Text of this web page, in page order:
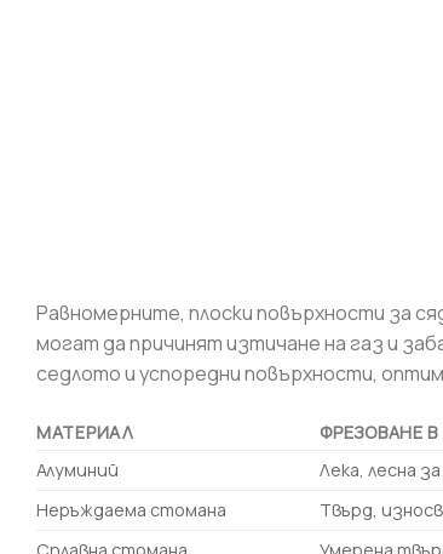
Равномерните, плоски повърхности за
могат да причинят изтичане на газ и
седлото и успоредни повърхности,
МАТЕРИАЛ ФРЕЗОВАНЕ
Алуминий
Лека, лесна
Неръждаема стомана
Твърд,
Сплавна стомана
Умерена